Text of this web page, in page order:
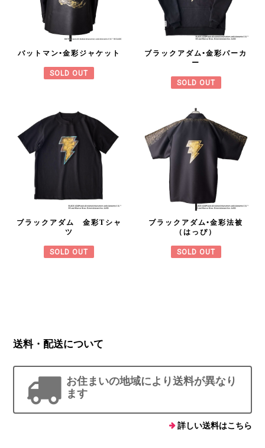
バットマン•金彩ジャケット
SOLD OUT
ブラックアダム•金彩パーカ
ー
SOLD OUT
ブラックアダム 金彩Tシャ
ツ
SOLD OUT
ブラックアダム•金彩法被
（はっぴ）
SOLD OUT
送料・配送について
お住まいの地域により送料が異なり
ます
詳しい送料はこちら